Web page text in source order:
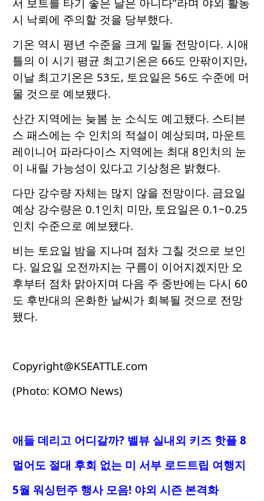
시 낙뢰에 주의할 것을 당부했다.
기온 역시 평년 수준을 크게 밑돌 전망이다. 시애
틀의 이 시기 평균 최고기온은 66도 안팎이지만,
이날 최고기온은 53도, 토요일은 56도 수준에 머
물 것으로 예보됐다.
산간 지역에는 늦봄 눈 소식도 예고됐다. 스티븐
스 패스에는 수 인치의 적설이 예상되며, 마운트
레이니어 파라다이스 지역에는 최대 8인치의 눈
이 내릴 가능성이 있다고 기상청은 밝혔다.
다만 강수량 자체는 많지 않을 전망이다. 금요일
예상 강수량은 0.1인치 미만, 토요일은 0.1~0.25
인치 수준으로 예보됐다.
비는 토요일 밤을 지나며 점차 그칠 것으로 보인
다. 일요일 오전까지는 구름이 이어지겠지만 오
후부터 점차 맑아지며 다음 주 중반에는 다시 60
도 후반대의 온화한 날씨가 회복될 것으로 전망
됐다.
Copyright@KSEATTLE.com
(Photo: KOMO News)
애들 데리고 어디갈까? 벨뷰 실내외 키즈 핫플 8
멀어도 절대 후회 없는 미 서부 로드트립 여행지
5월 워싱턴주 행사 모음! 야외 시즌 본격화